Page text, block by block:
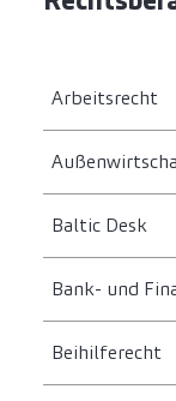
Arbeitsrecht
Baltic Desk
Bank- und
Beihilferecht